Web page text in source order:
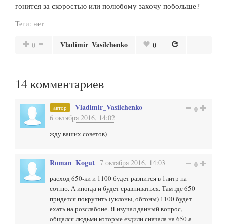
гонится за скоростью или полюбому захочу побольше?
Теги: нет
0 Vladimir_Vasilchenko 0
14комментариев
автор Vladimir_Vasilchenko
6 октября 2016, 14:02
0
жду ваших советов)
Roman_Kogut 7 октября 2016, 14:03 0
расход 650-ки и 1100 будет разнится в 1литр на
сотню. А иногда и будет сравниваться. Там где 650
придется покрутить (уклоны, обгоны) 1100 будет
ехать на розслабоне. Я изучал данный вопрос,
общался людьми которые ездили сначала на 650 а